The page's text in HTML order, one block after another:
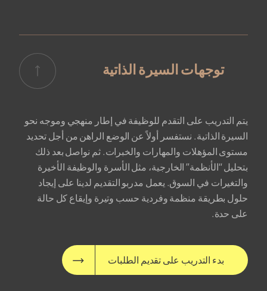
توجهات السيرة الذاتية
يتم التدريب على التقدم للوظيفة في إطار منهجي وموجه نحو
السيرة الذاتية. نستفسر أولاً عن الوضع الراهن من أجل تحديد
مستوى المؤهلات والمهارات والخبرات. ثم نواصل بعد ذلك
بتحليل “الأنظمة” الخارجية، مثل الأسرة والوظيفة الأخيرة
والتغيرات في السوق. يعمل مدربو التقديم لدينا على إيجاد
حلول بطريقة منظمة وفردية حسب وتيرة وإيقاع كل حالة
على حدة.
بدء التدريب على تقديم الطلبات